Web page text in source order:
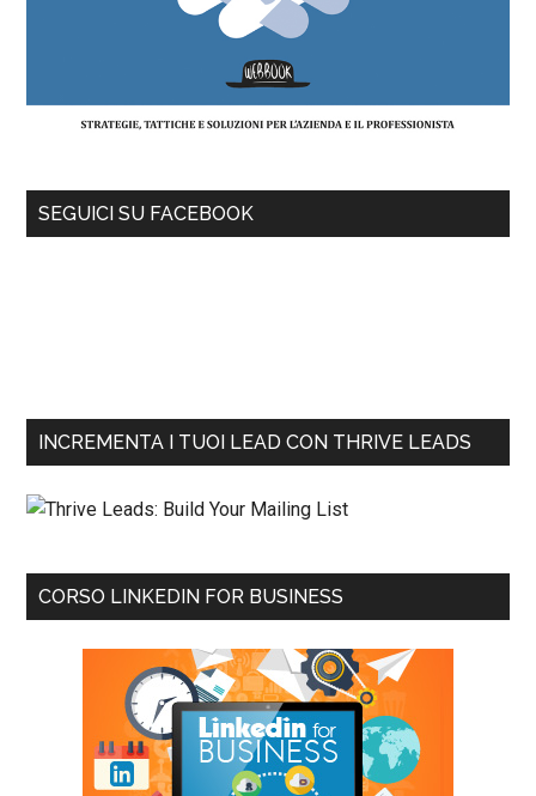
SEGUICI SU FACEBOOK
INCREMENTA I TUOI LEAD CON THRIVE LEADS
CORSO LINKEDIN FOR BUSINESS